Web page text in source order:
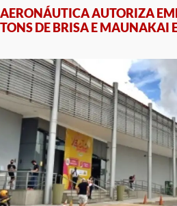
AERONÁUTICA AUTORIZA
TONS DE BRISA E MAUNAKAI